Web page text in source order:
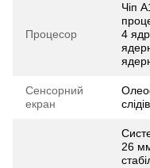
Процесор
Чіп
4
Сенсорний
екран
26